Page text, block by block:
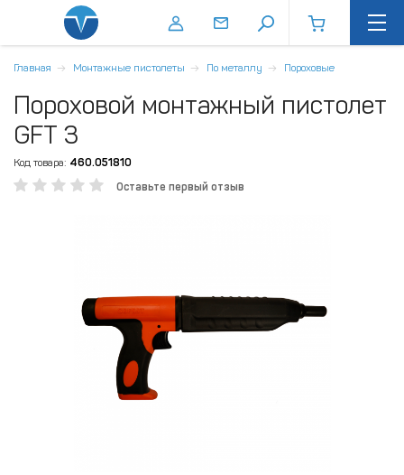
Главная Монтажные пистолеты По металлу Пороховые
Пороховой монтажный пистолет
GFT 3
Код товара: 460.051810
Оставьте первый отзыв